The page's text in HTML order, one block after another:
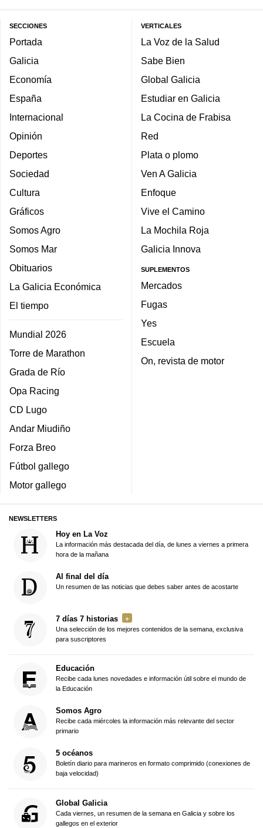
SECCIONES
Portada
Galicia
Economía
España
Internacional
Opinión
Deportes
Sociedad
Cultura
Gráficos
Somos Agro
Somos Mar
Obituarios
La Galicia Económica
El tiempo
Mundial 2026
Torre de Marathon
Grada de Río
Opa Racing
CD Lugo
Andar Miudiño
Forza Breo
Fútbol gallego
Motor gallego
VERTICALES
La Voz de la Salud
Sabe Bien
Global Galicia
Estudiar en Galicia
La Cocina de Frabisa
Red
Plata o plomo
Ven A Galicia
Enfoque
Vive el Camino
La Mochila Roja
Galicia Innova
SUPLEMENTOS
Mercados
Fugas
Yes
Escuela
On, revista de motor
NEWSLETTERS
Hoy en La Voz
La información más destacada del día, de lunes a viernes a primera
hora de la mañana
Al final del día
Un resumen de las noticias que debes saber antes de acostarte
7 días 7 historias
Una selección de los mejores contenidos de la semana, exclusiva
para suscriptores
Educación
Recibe cada lunes novedades e información útil sobre el mundo de
la Educación
Somos Agro
Recibe cada miércoles la información más relevante del sector
primario
5 océanos
Boletín diario para marineros en formato comprimido (conexiones de
baja velocidad)
Global Galicia
Cada viernes, un resumen de la semana en Galicia y sobre los
gallegos en el exterior